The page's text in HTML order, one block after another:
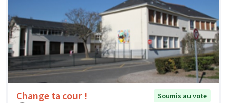
Change ta cour !
Soumis au vote